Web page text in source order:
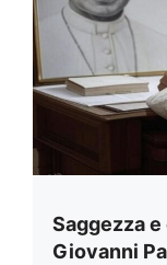
Saggezza
Giovanni